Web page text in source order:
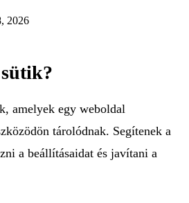
2026
amelyek egy weboldal
tárolódnak. Segítenek a
a beállításaidat és javítani a